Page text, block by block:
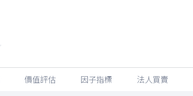
價值評估 因子指標 法人買賣